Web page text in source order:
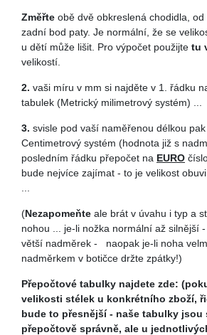
Změřte obě dvě obkreslená chodidla,
zadní bod paty. Je normální, že se
u dětí může lišit. Pro výpočet použijte tu
velikostí.
2. vaši míru v mm si najděte v 1. řádku
tabulek (Metrický milimetrový systém) ...
3. svisle pod vaší naměřenou délkou
Centimetrový systém (hodnota již s
posledním řádku přepočet na EURO
bude nejvíce zajímat - to je velikost
(Nezapomeňte ale brát v úvahu i typ a
nohou ... je-li nožka normální až silnější
větší nadměrek - naopak je-li noha
nadměrkem v botičce držte zpátky!)
Přepočtové tabulky najdete zde:
velikosti stélek u konkrétního zboží,
bude to přesnější - naše tabulky jsou
přepočtově správně, ale u